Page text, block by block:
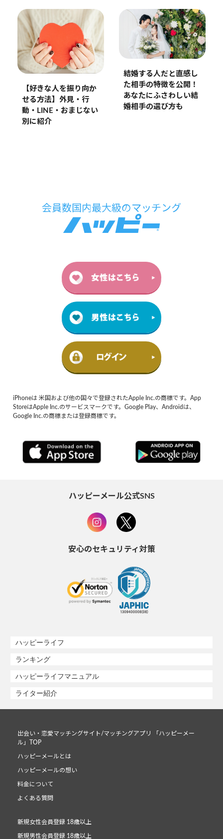
【好きな人を振り向か
せる方法】外見・行
動・LINE・おまじない
別に紹介
結婚する人だと直感し
た相手の特徴を公開！
あなたにふさわしい結
婚相手の選び方も
iPhoneは 米国および他の国々で登録されたApple Inc.の商標です。App
StoreはApple Inc.のサービスマークです。Google Play、Androidは、
Google Inc.の商標または登録商標です。
ハッピーメール公式SNS
安心のセキュリティ対策
ハッピーライフ
ランキング
ハッピーライフマニュアル
ライター紹介
出会い・恋愛マッチングサイト/マッチングアプリ 「ハッピーメー
ル」TOP
ハッピーメールとは
ハッピーメールの想い
料金について
よくある質問
新規女性会員登録 18歳以上
新規男性会員登録 18歳以上